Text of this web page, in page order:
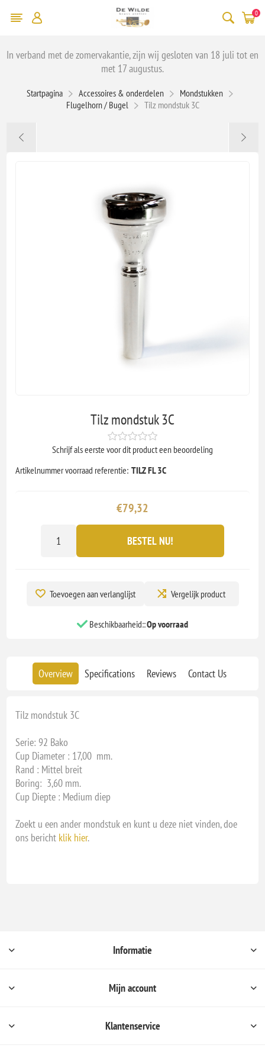
0
In verband met de zomervakantie, zijn wij gesloten van 18 juli tot en
met 17 augustus.
Startpagina Accessoires & onderdelen
Mondstukken
Flugelhorn / Bugel
Tilz mondstuk 3C
Tilz mondstuk 3C
Schrijf als eerste voor dit product een beoordeling
Artikelnummer voorraad referentie: TILZ FL 3C
€79,32
BESTEL NU!
Toevoegen aan verlanglijst Vergelijk product
Beschikbaarheid::Op voorraad
Overview Specifications Reviews Contact Us
Tilz mondstuk 3C
Serie: 92 Bako
Cup Diameter : 17,00 mm.
Rand : Mittel breit
Boring: 3,60 mm.
Cup Diepte : Medium diep
Zoekt u een ander mondstuk en kunt u deze niet vinden, doe
ons bericht klik hier.
Informatie
Mijn account
Klantenservice